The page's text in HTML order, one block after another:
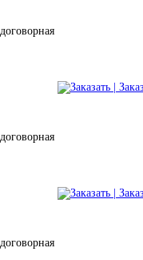
договорная
|
договорная
|
договорная